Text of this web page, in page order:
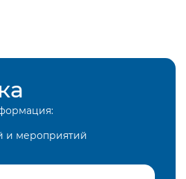
и мероприятий